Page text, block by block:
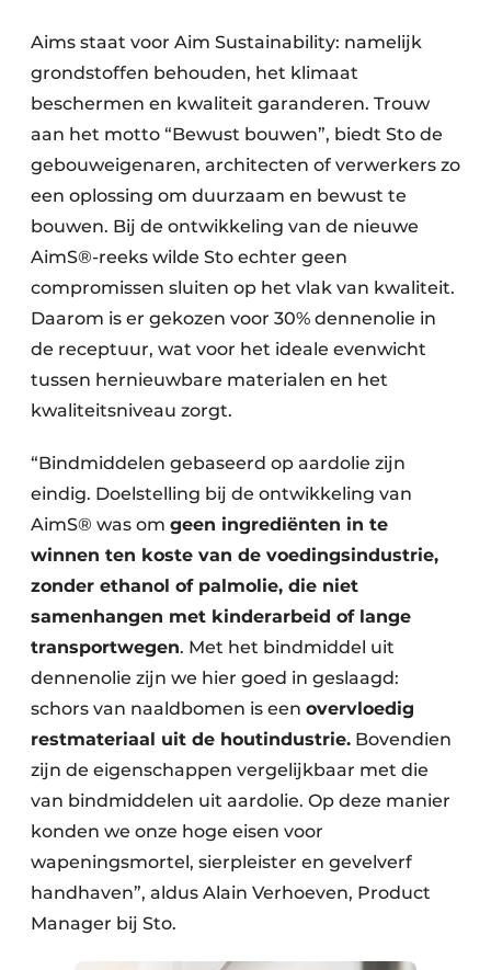
Aims staat voor Aim Sustainability: namelijk
grondstoffen behouden, het klimaat
beschermen en kwaliteit garanderen. Trouw
aan het motto “Bewust bouwen”, biedt Sto de
gebouweigenaren, architecten of verwerkers zo
een oplossing om duurzaam en bewust te
bouwen. Bij de ontwikkeling van de nieuwe
AimS®-reeks wilde Sto echter geen
compromissen sluiten op het vlak van kwaliteit.
Daarom is er gekozen voor 30% dennenolie in
de receptuur, wat voor het ideale evenwicht
tussen hernieuwbare materialen en het
kwaliteitsniveau zorgt.
“Bindmiddelen gebaseerd op aardolie zijn
eindig. Doelstelling bij de ontwikkeling van
AimS® was om geen ingrediënten in te
winnen ten koste van de voedingsindustrie,
zonder ethanol of palmolie, die niet
samenhangen met kinderarbeid of lange
transportwegen. Met het bindmiddel uit
dennenolie zijn we hier goed in geslaagd:
schors van naaldbomen is een overvloedig
restmateriaal uit de houtindustrie. Bovendien
zijn de eigenschappen vergelijkbaar met die
van bindmiddelen uit aardolie. Op deze manier
konden we onze hoge eisen voor
wapeningsmortel, sierpleister en gevelverf
handhaven”, aldus Alain Verhoeven, Product
Manager bij Sto.